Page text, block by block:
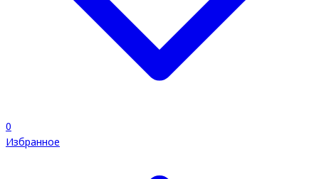
0
Избранное